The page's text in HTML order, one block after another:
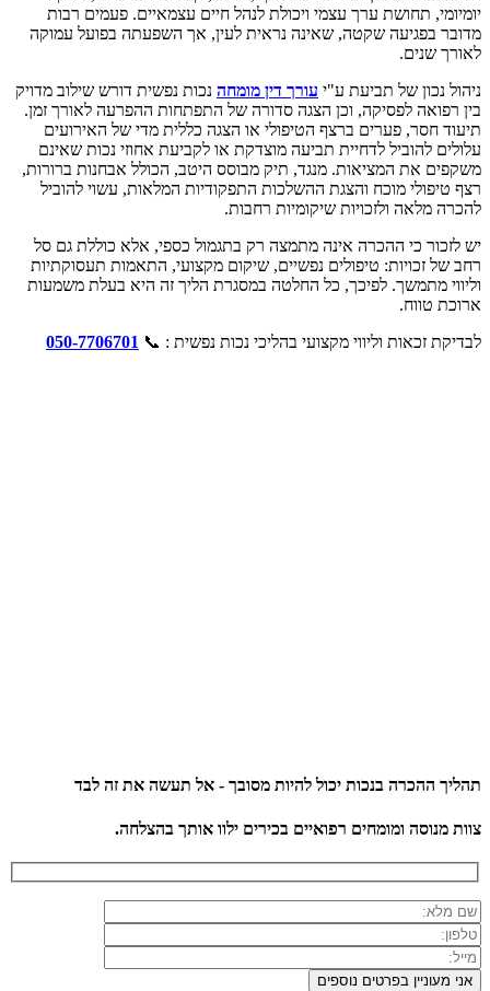
יומיומי, תחושת ערך עצמי ויכולת לנהל חיים עצמאיים. פעמים רבות
מדובר בפגיעה שקטה, שאינה נראית לעין, אך השפעתה בפועל עמוקה
לאורך שנים.
ניהול נכון של תביעת ע"י עורך דין מומחה נכות נפשית דורש שילוב מדויק
בין רפואה לפסיקה, וכן הצגה סדורה של התפתחות ההפרעה לאורך זמן.
תיעוד חסר, פערים ברצף הטיפולי או הצגה כללית מדי של האירועים
עלולים להוביל לדחיית תביעה מוצדקת או לקביעת אחוזי נכות שאינם
משקפים את המציאות. מנגד, תיק מבוסס היטב, הכולל אבחנות ברורות,
רצף טיפולי מוכח והצגת ההשלכות התפקודיות המלאות, עשוי להוביל
להכרה מלאה ולזכויות שיקומיות רחבות.
יש לזכור כי ההכרה אינה מתמצה רק בתגמול כספי, אלא כוללת גם סל
רחב של זכויות: טיפולים נפשיים, שיקום מקצועי, התאמות תעסוקתיות
וליווי מתמשך. לפיכך, כל החלטה במסגרת הליך זה היא בעלת משמעות
ארוכת טווח.
לבדיקת זכאות וליווי מקצועי בהליכי נכות נפשית : 📞 050-7706701
תהליך ההכרה בנכות יכול להיות מסובך - אל תעשה את זה לבד
צוות מנוסה ומומחים רפואיים בכירים ילוו אותך בהצלחה.